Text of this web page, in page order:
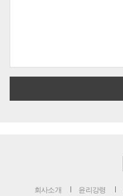
회사소개 윤리강령